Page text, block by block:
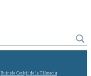
Ruinele Cetății de la Tălmaciu